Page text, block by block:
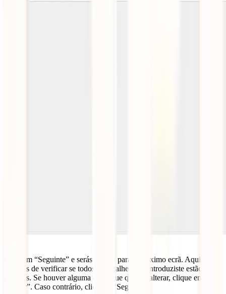
Clica em “Seguinte” e serás levado para o próximo ecrã. Aqui só
precisas de verificar se todos os detalhes que introduziste estão
corretos. Se houver alguma coisa que queiras alterar, clique em
“Editar”. Caso contrário, clica em “Seguinte”.